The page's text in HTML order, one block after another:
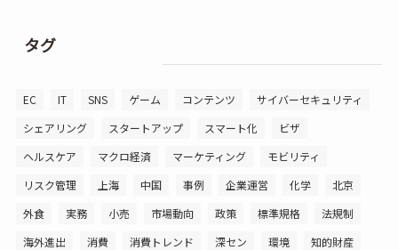
タグ
EC IT SNS ゲーム コンテンツ
サイバーセキュリティ
シェアリング
スタートアップ スマート化
ビザ
ヘルスケア
マクロ経済 マーケティング
モビリティ
リスク管理
上海 中国 事例 企業運営 化学
北京
外食
実務 小売 市場動向 政策 標準規格
法規制
海外進出
消費 消費トレンド 深セン 環境
知的財産